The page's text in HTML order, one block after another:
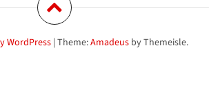
WordPress | Theme:Amadeus by Themeisle.